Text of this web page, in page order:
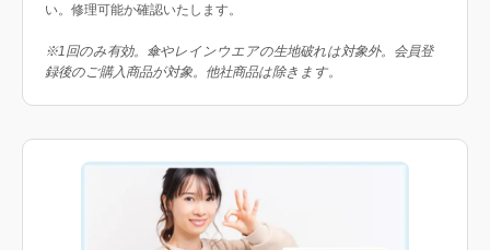
い。修理可能か確認いたします。
※1回のみ有効。傘やレインウエアの生地破れは対象外。会員登
録後のご購入商品が対象。他社商品は除きます。